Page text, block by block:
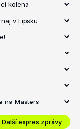
kolena
v Lipsku
na Masters
Další expres zprávy